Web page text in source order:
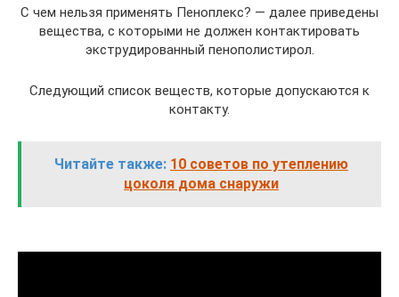
С чем нельзя применять Пеноплекс? — далее приведены
вещества, с которыми не должен контактировать
экструдированный пенополистирол.
Следующий список веществ, которые допускаются к
контакту.
Читайте также: 10 советов по утеплению
цоколя дома снаружи